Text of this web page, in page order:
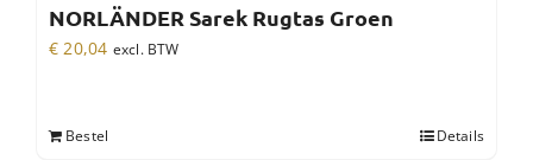
NORLÄNDER Sarek Rugtas Groen
€ 20,04 excl. BTW
Bestel Details